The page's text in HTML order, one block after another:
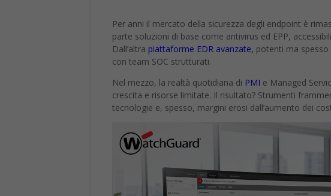
Per anni il mercato della sicurezza degli endpoint è
parte soluzioni di base come antivirus ed EPP,
Dall’altra piattaforme EDR avanzate, potenti ma
con team SOC strutturati.
Nel mezzo, la realtà quotidiana di PMI e Managed
crescita e risorse limitate. Il risultato? Strumenti
tecnologie e, spesso, margini erosi dall’aumento dei